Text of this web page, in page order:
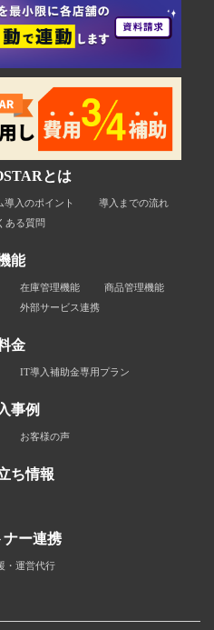
とは
導入のポイント
導入までの流れ
ある質問
能
在庫管理機能
商品管理機能
外部サービス連携
金
IT導入補助金専用プラン
事例
お客様の声
ち情報
ナー連携
・運営代行